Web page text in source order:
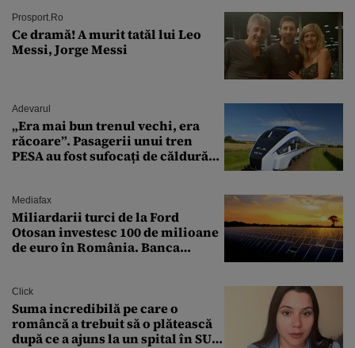
Prosport.ro
Ce dramă! A murit tatăl lui Leo
Messi, Jorge Messi
Adevarul
„Era mai bun trenul vechi, era
răcoare”. Pasagerii unui tren
PESA au fost sufocați de căldură
Mediafax
Miliardarii turci de la Ford
Otosan investesc 100 de milioane
de euro în România. Banca
Click
Suma incredibilă pe care o
româncă a trebuit să o plătească
după ce a ajuns la un spital în SUA: